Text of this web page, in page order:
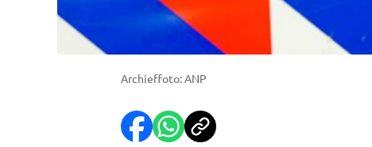
Archieffoto: ANP